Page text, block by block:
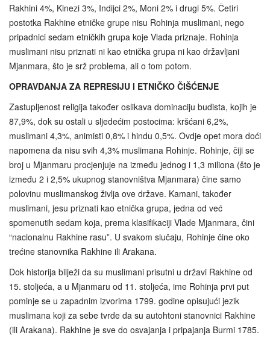
Rakhini 4%, Kinezi 3%, Indijci 2%, Moni 2% i drugi 5%. Četiri
postotka Rakhine etničke grupe nisu Rohinja muslimani, nego
pripadnici sedam etničkih grupa koje Vlada priznaje. Rohinja
muslimani nisu priznati ni kao etnička grupa ni kao državljani
Mjanmara, što je srž problema, ali o tom potom.
OPRAVDANJA ZA REPRESIJU I ETNIČKO ČIŠĆENJE
Zastupljenost religija također oslikava dominaciju budista, kojih je
87,9%, dok su ostali u sljedećim postocima: kršćani 6,2%,
muslimani 4,3%, animisti 0,8% i hindu 0,5%. Ovdje opet mora doći
napomena da nisu svih 4,3% muslimana Rohinje. Rohinje, čiji se
broj u Mjanmaru procjenjuje na između jednog i 1,3 miliona (što je
između 2 i 2,5% ukupnog stanovništva Mjanmara) čine samo
polovinu muslimanskog življa ove države. Kamani, također
muslimani, jesu priznati kao etnička grupa, jedna od već
spomenutih sedam koja, prema klasifikaciji Vlade Mjanmara, čini
“nacionalnu Rakhine rasu”. U svakom slučaju, Rohinje čine oko
trećine stanovnika Rakhine ili Arakana.
Dok historija bilježi da su muslimani prisutni u državi Rakhine od
15. stoljeća, a u Mjanmaru od 11. stoljeća, ime Rohinja prvi put
pominje se u zapadnim izvorima 1799. godine opisujući jezik
muslimana koji za sebe tvrde da su autohtoni stanovnici Rakhine
(ili Arakana). Rakhine je sve do osvajanja i pripajanja Burmi 1785.